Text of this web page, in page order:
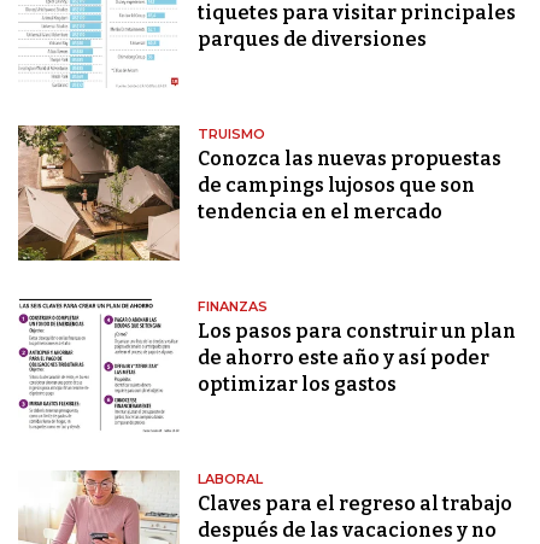
tiquetes para visitar principales
parques de diversiones
TRUISMO
Conozca las nuevas propuestas
de campings lujosos que son
tendencia en el mercado
FINANZAS
Los pasos para construir un plan
de ahorro este año y así poder
optimizar los gastos
LABORAL
Claves para el regreso al trabajo
después de las vacaciones y no